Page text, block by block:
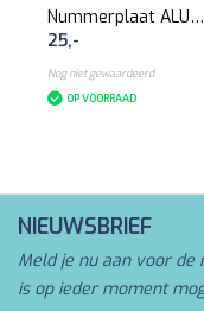
Nummerplaat ALU
(Moto België)
25,-
Nog niet gewaardeerd
OP VOORRAAD
NIEUWSBRIEF
Meld je nu aan voor
is op ieder moment